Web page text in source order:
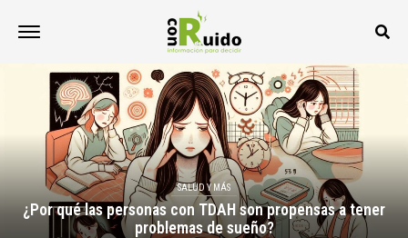
SALUD Y MÁS
¿Por qué las personas con TDAH son propensas a tener
problemas de sueño?